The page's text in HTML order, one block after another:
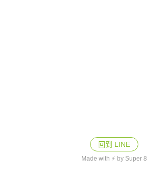
回到 LINE
Made with ⚡ by Super 8